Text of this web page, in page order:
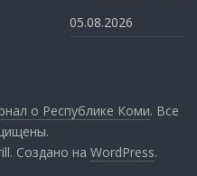
05.08.2026
о Республике Коми. Все
Создано наWordPress.